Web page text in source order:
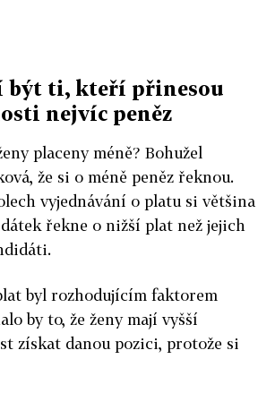
být ti, kteří přinesou
nejvíc peněz
placeny méně? Bohužel
že si o méně peněz řeknou.
vyjednávání o platu si většina
řekne o nižší plat než jejich
byl rozhodujícím faktorem
by to, že ženy mají vyšší
získat danou pozici, protože si